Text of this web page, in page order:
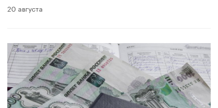
20 августа